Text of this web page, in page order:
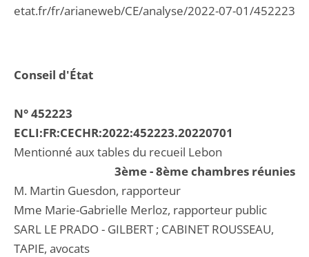
Conseil d'État
N° 452223
ECLI:FR:CECHR:2022:452223.20220701
Mentionné aux tables du recueil Lebon
3ème - 8ème chambres réunies
M. Martin Guesdon, rapporteur
Mme Marie-Gabrielle Merloz, rapporteur public
SARL LE PRADO - GILBERT ; CABINET ROUSSEAU,
TAPIE, avocats
etat.fr/fr/arianeweb/CE/analyse/2022-07-01/452223